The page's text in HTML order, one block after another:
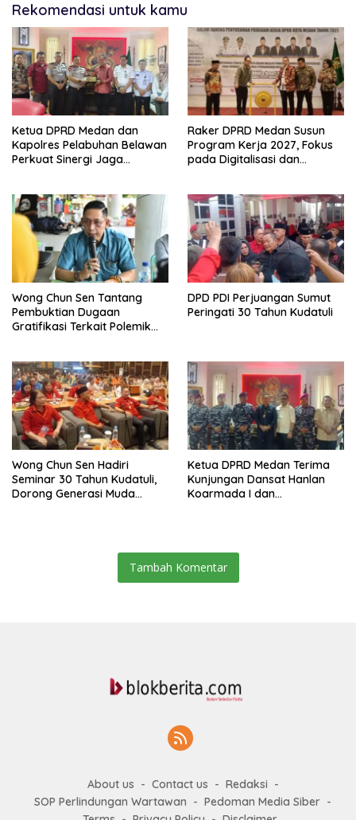
Rekomendasi untuk kamu
Ketua DPRD Medan dan
Kapolres Pelabuhan Belawan
Perkuat Sinergi Jaga
Belawan
Raker DPRD Medan Susun
Program Kerja 2027, Fokus
pada Digitalisasi dan
Wong Chun Sen Tantang
Pembuktian Dugaan
Gratifikasi Terkait Polemik
DPD PDI Perjuangan Sumut
Peringati 30 Tahun Kudatuli
Wong Chun Sen Hadiri
Seminar 30 Tahun Kudatuli,
Dorong Generasi Muda
Ketua DPRD Medan Terima
Kunjungan Dansat Hanlan
Koarmada I dan
Tambah Komentar
About us Contact us
Redaksi
SOP Perlindungan Wartawan
Pedoman Media Siber